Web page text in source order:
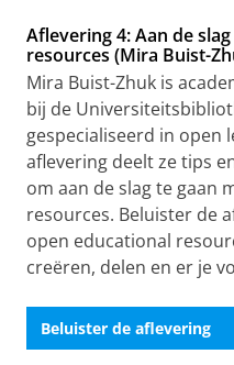
Aflevering 4: Aan de
resources (Mira Buist-
Mira Buist-Zhuk is
bij de
gespecialiseerd in open
aflevering deelt ze tips
om aan de slag te gaan
resources. Beluister de
open educational
creëren, delen en er je
Beluister de aflevering